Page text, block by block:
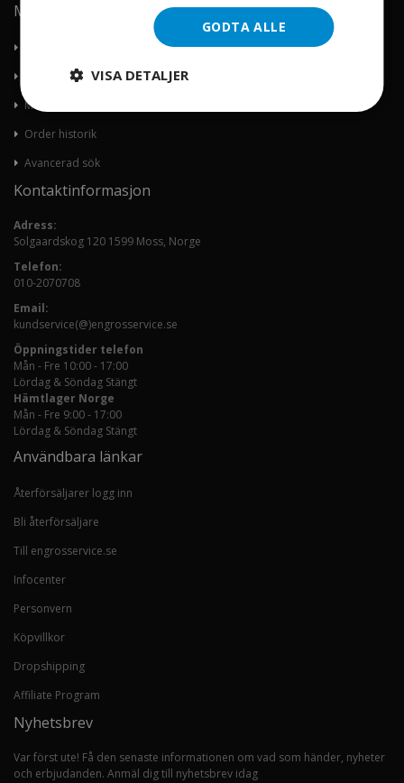
Min konto
Kontakta oss
Mitt konto
Order historik
Avancerad sök
Kontaktinformasjon
Adress:
Solgaardskog 120 1599 Moss, Norge
Telefon:
010-2070708
Email:
kundservice(@)engrosservice.se
Öppningstider telefon
Mån - Fre 10:00 - 17:00
Lördag & Söndag Stängt
Hämtlager Norge
Mån - Fre 9:00 - 17:00
Lördag & Söndag Stängt
Användbara länkar
Återförsäljarer logg inn
Bli återförsäljare
Till engrosservice.se
Infocenter
Personvern
Köpvillkor
Dropshipping
Affiliate Program
Nyhetsbrev
Var först ute! Få den senaste informationen om vad som händer, nyheter
och erbjudanden. Anmäl dig till nyhetsbrev idag
GODTA ALLE
VISA DETALJER